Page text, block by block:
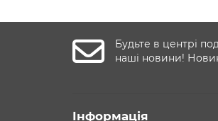
Будьте в центрі
наші новини!
Інформація